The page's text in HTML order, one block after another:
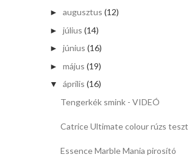
► augusztus (12)
► július (14)
► június (16)
► május (19)
▼ április (16)
Tengerkék smink - VIDEÓ
Catrice Ultimate colour rúzs teszt
Essence Marble Mania pirosító